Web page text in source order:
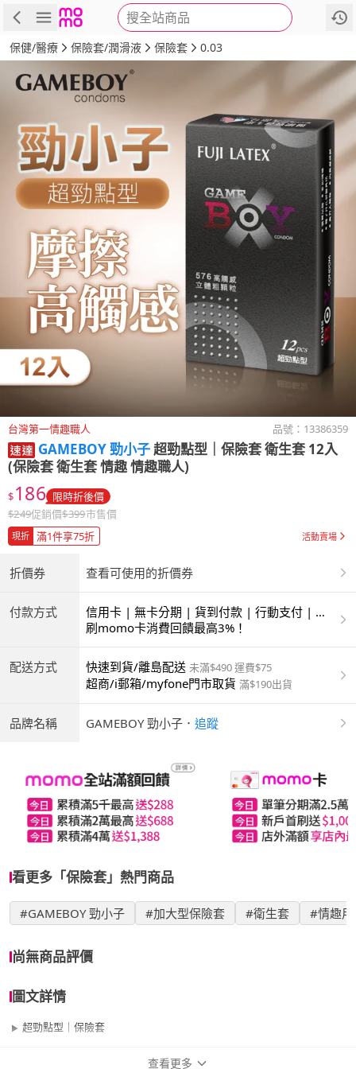
搜全站商品
商品 評價 詳情
保健/醫療 保險套/潤滑液 保險套 0.03
台灣第一情趣職人 品號： 13386359
GAMEBOY 勁小子超勁點型｜保險套 衛生套 12入
(保險套 衛生套 情趣 情趣職人)
$186 限時折後價
$249促銷價$399市售價
現折 滿1件享75折 活動賣場
折價券 查看可使用的折價券
付款方式
信用卡 | 無卡分期 | 貨到付款 | 行動支付 | 超
商付款 | ATM | 銀聯卡
刷momo卡消費回饋最高3%！
配送方式 快速到貨/離島配送 未滿$490 運費$75
超商/i郵箱/myfone門市取貨 滿$190出貨
品牌名稱 GAMEBOY 勁小子 ． 追蹤
看更多「保險套」熱門商品
#GAMEBOY 勁小子 #加大型保險套 #衛生套 #情趣
尚無商品評價
圖文詳情
超勁點型｜保險套
查看更多